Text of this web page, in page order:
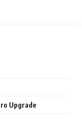
Upgrade